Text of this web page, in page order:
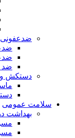
ضدعفونی
ضد
دستکش
سلامت عمومی
بهداشت